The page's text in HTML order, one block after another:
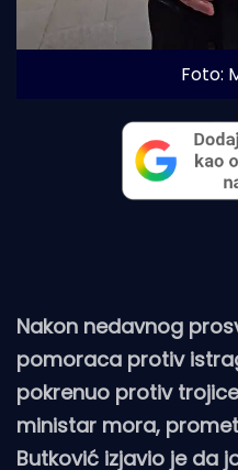
Foto:
Nakon nedavnog
pomoraca protiv
pokrenuo protiv
ministar mora,
Butković izjavio je da